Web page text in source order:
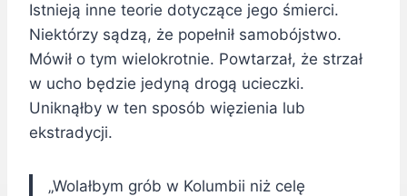
Istnieją inne teorie dotyczące jego śmierci.
Niektórzy sądzą, że popełnił samobójstwo.
Mówił o tym wielokrotnie. Powtarzał, że strzał
w ucho będzie jedyną drogą ucieczki.
Uniknąłby w ten sposób więzienia lub
ekstradycji.
„Wolałbym grób w Kolumbii niż celę